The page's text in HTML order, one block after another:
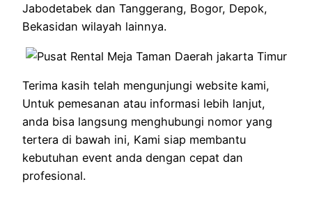
Jabodetabek dan Tanggerang, Bogor, Depok,
Bekasidan wilayah lainnya.
Terima kasih telah mengunjungi website kami,
Untuk pemesanan atau informasi lebih lanjut,
anda bisa langsung menghubungi nomor yang
tertera di bawah ini, Kami siap membantu
kebutuhan event anda dengan cepat dan
profesional.